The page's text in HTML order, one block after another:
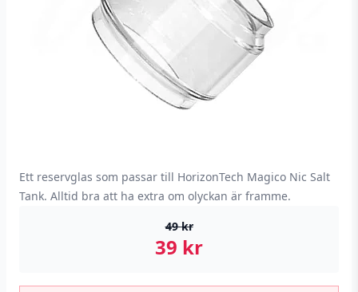
Ett reservglas som passar till HorizonTech Magico Nic Salt
Tank. Alltid bra att ha extra om olyckan är framme.
49kr
39 kr